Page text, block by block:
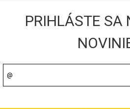
PRIHLÁSTE SA